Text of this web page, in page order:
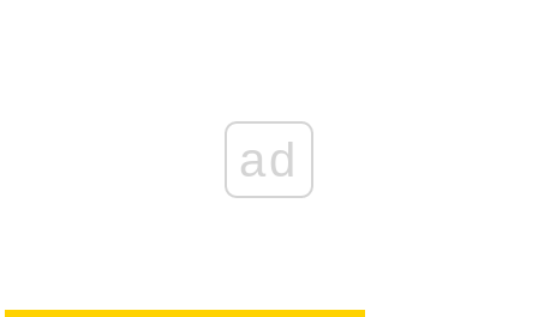
ad